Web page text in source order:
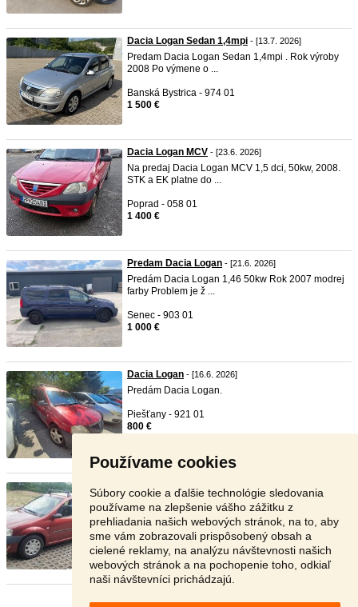
Používame cookies
Súbory cookie a ďalšie technológie sledovania
používame na zlepšenie vášho zážitku z
prehliadania našich webových stránok, na to, aby
sme vám zobrazovali prispôsobený obsah a
cielené reklamy, na analýzu návštevnosti našich
webových stránok a na pochopenie toho, odkiaľ
naši návštevníci prichádzajú.
Dacia Logan Sedan 1,4mpi - [13.7. 2026]
Predam Dacia Logan Sedan 1,4mpi . Rok výroby
2008 Po výmene o ...
Banská Bystrica - 974 01
1 500 €
Dacia Logan MCV - [23.6. 2026]
Na predaj Dacia Logan MCV 1,5 dci, 50kw, 2008.
STK a EK platne do ...
Poprad - 058 01
1 400 €
Predam Dacia Logan - [21.6. 2026]
Predám Dacia Logan 1,46 50kw Rok 2007 modrej
farby Problem je ž ...
Senec - 903 01
1 000 €
Dacia Logan - [16.6. 2026]
Predám Dacia Logan.
Piešťany - 921 01
800 €
Predám Dacia logan 1.4 55kw. R.v 2005.
Najazdené 93000 km. Nová T ...
Trebišov - 077 01
1 100 €